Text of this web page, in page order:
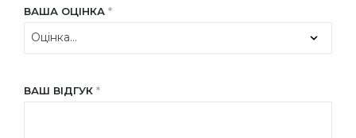
ВАША ОЦІНКА *
ВАШ ВІДГУК *